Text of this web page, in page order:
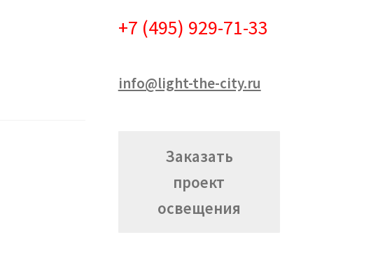
+7 (495) 929-71-33
info@light-the-city.ru
Заказать
проект
освещения